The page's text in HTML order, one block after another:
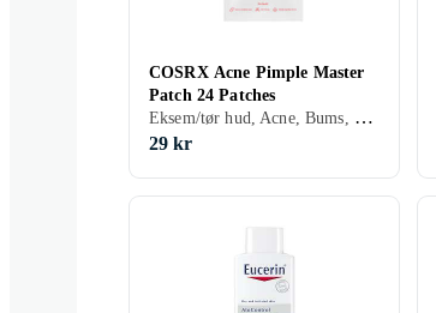
COSRX Acne Pimple Master
Patch 24 Patches
Eksem/tør hud, Acne, Bums, Gel, 30 ml/g
29 kr